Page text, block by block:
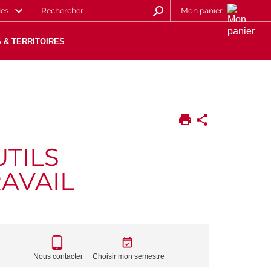
Mon panier
& TERRITOIRES
CALL
TO
Nous contacter Choisir mon semestre